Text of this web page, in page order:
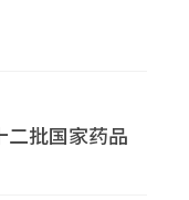
二批国家药品